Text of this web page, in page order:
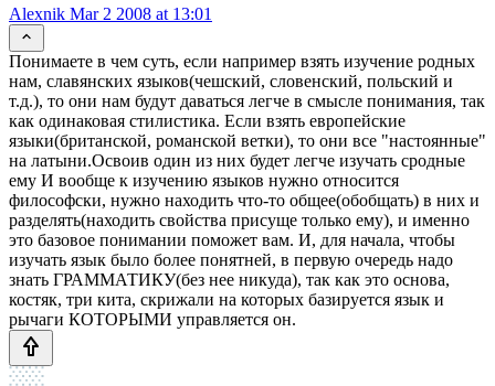
Alexnik Mar 2 2008 at 13:01
Понимаете в чем суть, если например взять изучение родных
нам, славянских языков(чешский, словенский, польский и
т.д.), то они нам будут даваться легче в смысле понимания, так
как одинаковая стилистика. Если взять европейские
языки(британской, романской ветки), то они все "настоянные"
на латыни.Освоив один из них будет легче изучать сродные
ему И вообще к изучению языков нужно относится
философски, нужно находить что-то общее(обобщать) в них и
разделять(находить свойства присуще только ему), и именно
это базовое понимании поможет вам. И, для начала, чтобы
изучать язык было более понятней, в первую очередь надо
знать ГРАММАТИКУ(без нее никуда), так как это основа,
костяк, три кита, скрижали на которых базируется язык и
рычаги КОТОРЫМИ управляется он.